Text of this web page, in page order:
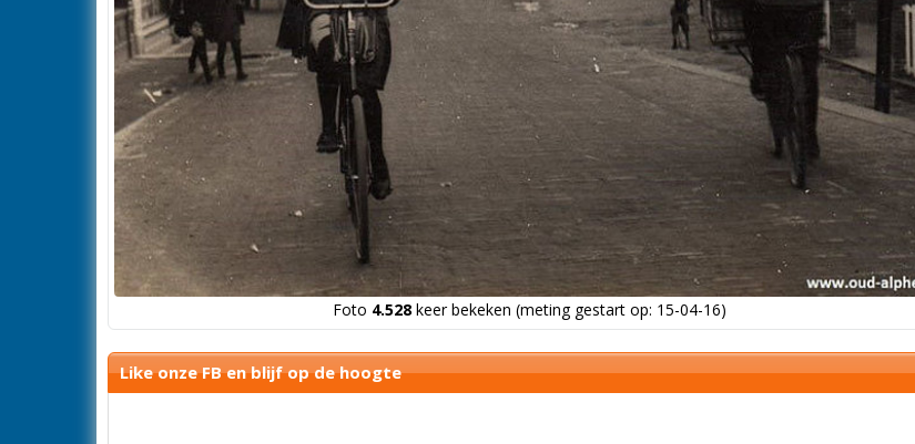
Foto 4.528keer bekeken (meting gestart op: 15-04-16)
Like onze FB en blijf op de hoogte